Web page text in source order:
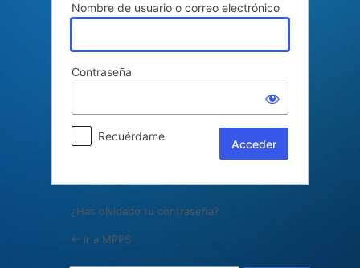
Nombre de usuario o correo electrónico
Contraseña
Recuérdame
¿Has olvidado tu contraseña?
← Ir a MPPS